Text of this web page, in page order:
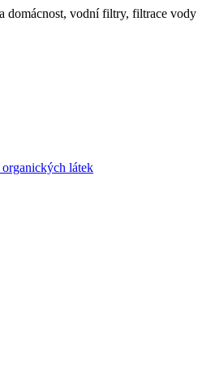
domácnost, vodní filtry, filtrace vody
látek